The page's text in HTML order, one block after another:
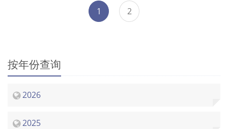
1 2
按年份查询
2026
2025